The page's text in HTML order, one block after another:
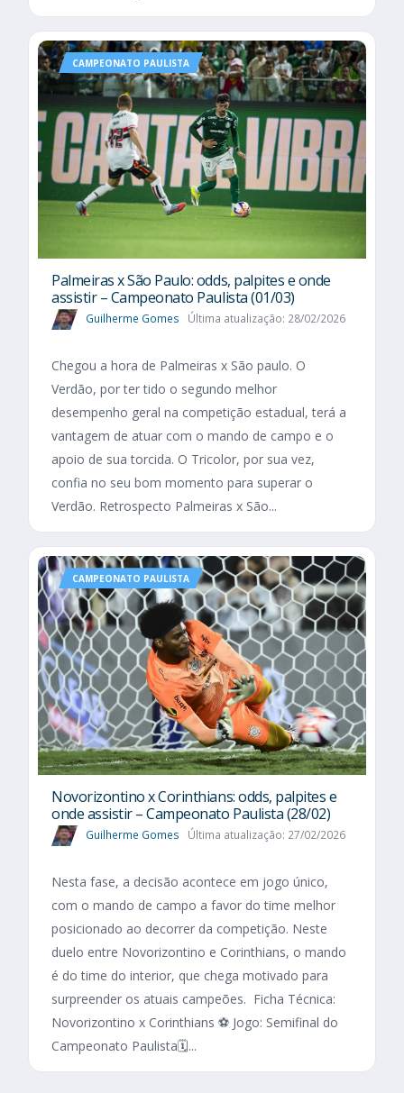
CAMPEONATO PAULISTA
Palmeiras x São Paulo: odds, palpites e onde
assistir – Campeonato Paulista (01/03)
Guilherme Gomes Última atualização: 28/02/2026
Chegou a hora de Palmeiras x São paulo. O
Verdão, por ter tido o segundo melhor
desempenho geral na competição estadual, terá a
vantagem de atuar com o mando de campo e o
apoio de sua torcida. O Tricolor, por sua vez,
confia no seu bom momento para superar o
Verdão. Retrospecto Palmeiras x São...
CAMPEONATO PAULISTA
Novorizontino x Corinthians: odds, palpites e
onde assistir – Campeonato Paulista (28/02)
Guilherme Gomes Última atualização: 27/02/2026
Nesta fase, a decisão acontece em jogo único,
com o mando de campo a favor do time melhor
posicionado ao decorrer da competição. Neste
duelo entre Novorizontino e Corinthians, o mando
é do time do interior, que chega motivado para
surpreender os atuais campeões. Ficha Técnica:
Novorizontino x Corinthians ⚽ Jogo: Semifinal do
Campeonato Paulista🗓️...